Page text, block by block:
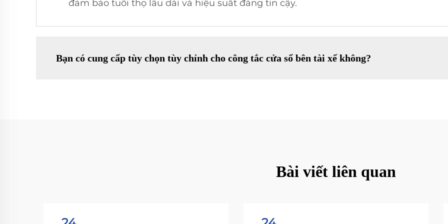
đảm bảo tuổi thọ lâu dài và hiệu suất đáng tin cậy.
Bạn có cung cấp tùy chọn tùy chỉnh cho công tắc cửa sổ bên tài xế không?
Bài viết liên quan